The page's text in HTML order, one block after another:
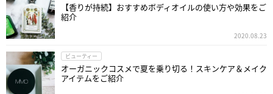
【香りが持続】おすすめボディオイルの使い方や効果をご
紹介
2020.08.23
ビューティー
オーガニックコスメで夏を乗り切る！スキンケア＆メイク
アイテムをご紹介